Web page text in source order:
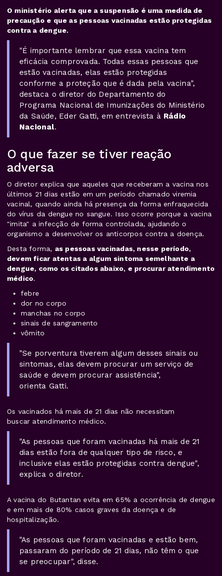
O ministério alerta que a suspensão é uma medida de
precaução e que as pessoas vacinadas estão protegidas
contra a dengue.
"É importante lembrar que essa vacina tem
eficácia comprovada. Todas essas pessoas que
estão vacinadas, elas estão protegidas
conforme a proteção que é dada pela vacina",
destaca o diretor do Departamento do
Programa Nacional de Imunizações do Ministério
da Saúde, Eder Gatti, em entrevista à Rádio
Nacional.
O que fazer se tiver reação
adversa
O diretor explica que aqueles que receberam a vacina nos
últimos 21 dias estão em um período chamado viremia
vacinal, quando ainda há presença da forma enfraquecida
do vírus da dengue no sangue. Isso ocorre porque a vacina
"imita" a infecção de forma controlada, ajudando o
organismo a desenvolver os anticorpos contra a doença.
Desta forma, as pessoas vacinadas, nesse período,
devem ficar atentas a algum sintoma semelhante a
dengue, como os citados abaixo, e procurar atendimento
médico.
febre
dor no corpo
manchas no corpo
sinais de sangramento
vômito
"Se porventura tiverem algum desses sinais ou
sintomas, elas devem procurar um serviço de
saúde e devem procurar assistência",
orienta Gatti.
Os vacinados há mais de 21 dias não necessitam
buscar atendimento médico.
"As pessoas que foram vacinadas há mais de 21
dias estão fora de qualquer tipo de risco, e
inclusive elas estão protegidas contra dengue",
explica o diretor.
A vacina do Butantan evita em 65% a ocorrência de dengue
e em mais de 80% casos graves da doença e de
hospitalização.
"As pessoas que foram vacinadas e estão bem,
passaram do período de 21 dias, não têm o que
se preocupar", disse.